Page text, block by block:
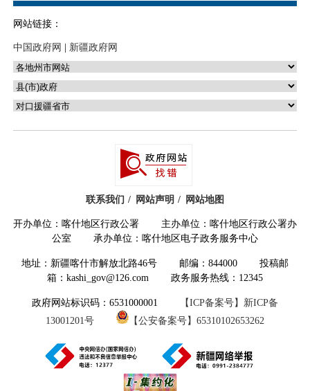
网站链接：
中国政府网 新疆政府网
联系我们 网站声明 网站地图
开办单位：喀什地区行政公署 主办单位：喀什地区行政公署办
公室 承办单位：喀什地区电子政务服务中心
地址：新疆喀什市解放北路46号 邮编：844000 投稿邮
箱：kashi_gov@126.com 政务服务热线：12345
政府网站标识码：6531000001
【ICP备案号】新ICP备
13001201号
【公安备案号】65310102653262